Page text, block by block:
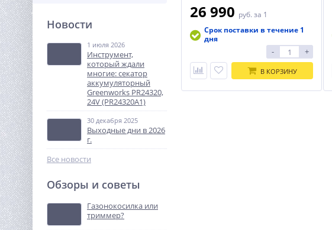
Дисковая пила
WX526, 165мм, 20В, 2 Ач х1,
ЗУ 2А, коробка
16 990руб.
%
Виброплита TOR T-80
58 746
Новости
1 июля 2026
Инструмент,
который ждали
многие: секатор
аккумуляторный
Greenworks PR24320,
24V (PR24320A1)
30 декабря 2025
Выходные дни в 2026
г.
Все новости
Обзоры и советы
Газонокосилка или
триммер?
26 990 руб. за 1
Срок поставки в течение 1
дня
- +
В КОРЗИНУ